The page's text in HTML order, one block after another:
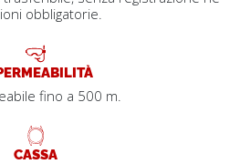
obbligatorie.
fino a 500 m.
CASSA